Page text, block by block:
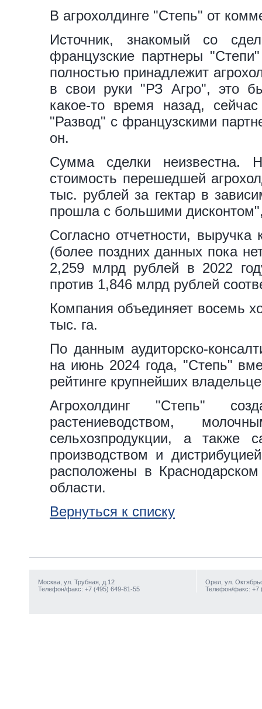
В агрохолдинге "Степь" от
Источник, знакомый со
французские партнеры
полностью принадлежит
в свои руки "РЗ Агро", это
какое-то время назад,
"Развод" с французскими
он.
Сумма сделки неизвестна.
стоимость перешедшей
тыс. рублей за гектар в
прошла с большими
Согласно отчетности,
(более поздних данных пока
2,259 млрд рублей в 2022
против 1,846 млрд рублей
Компания объединяет восемь
тыс. га.
По данным аудиторско-
на июнь 2024 года, "Степь"
рейтинге крупнейших
Агрохолдинг "Степь"
растениеводством,
сельхозпродукции, а также
производством и
расположены в
области.
Вернуться к списку
Москва, ул. Трубная, д.12
Телефон/факс: +7 (495) 649-81-55
Орел, ул.
Телефон/факс: +7